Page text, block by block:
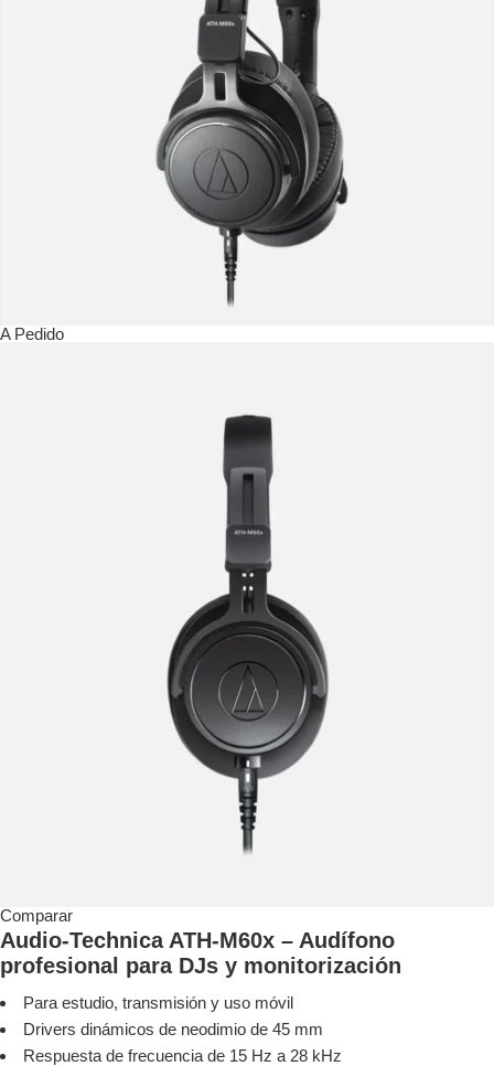
A Pedido
Comparar
Audio-Technica ATH-M60x – Audífono
profesional para DJs y monitorización
Para estudio, transmisión y uso móvil
Drivers dinámicos de neodimio de 45 mm
Respuesta de frecuencia de 15 Hz a 28 kHz